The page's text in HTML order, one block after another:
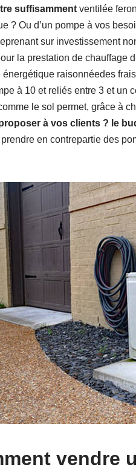
suffisamment ventilée
? Ou d’un pompe à vos
sur investissement
la prestation de chauffage
énergétique raisonnéedes
à 10 et reliés entre 3 et un
le sol permet, grâce à
à vos clients ? le
en contrepartie des
vendre